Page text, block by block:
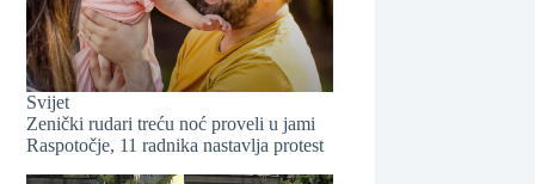
Svijet
Zenički rudari treću noć proveli u jami
Raspotočje, 11 radnika nastavlja protest